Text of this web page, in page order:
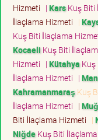
Hizmeti | KarsKuş Biti
İlaçlama Hizmeti |
Kuş Biti İlaçlama
Kocaeli Kuş Biti
Hizmeti | Kütahya
İlaçlama Hizmeti |
Kahramanmaraş Kuş
İlaçlama Hizmeti |
Biti İlaçlama Hizmeti |
NiğdeKuş Biti